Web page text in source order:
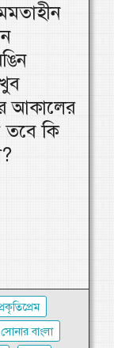
আকালের
তবে কি
সোনার বাংলা